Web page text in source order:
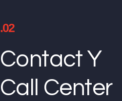
.02
Contact Y
Call Center